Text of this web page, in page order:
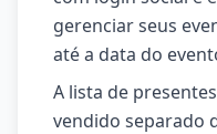
gerenciar seus
até a data do
A lista de
vendido separado